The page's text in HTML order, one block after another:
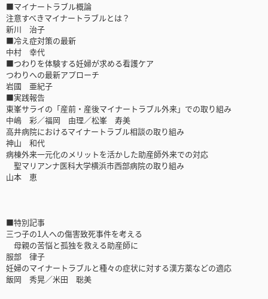
■マイナートラブル概論
注意すべきマイナートラブルとは？
新川 治子
■冷え症対策の最新
中村 幸代
■つわりを体験する妊婦が求める看護ケア
つわりへの最新アプローチ
岩國 亜紀子
■実践報告
東峯サライの「産前・産後マイナートラブル外来」での取り組み
中嶋 彩／福岡 由理／松峯 寿美
高井病院におけるマイナートラブル相談の取り組み
神山 和代
病棟外来一元化のメリットを活かした助産師外来での対応
聖マリアンナ医科大学横浜市西部病院の取り組み
山本 恵
■特別記事
三つ子の1人への傷害致死事件を考える
母親の苦悩と孤独を救える助産師に
服部 律子
妊婦のマイナートラブルと種々の症状に対する漢方薬などの適応
飯岡 秀晃／米田 聡美